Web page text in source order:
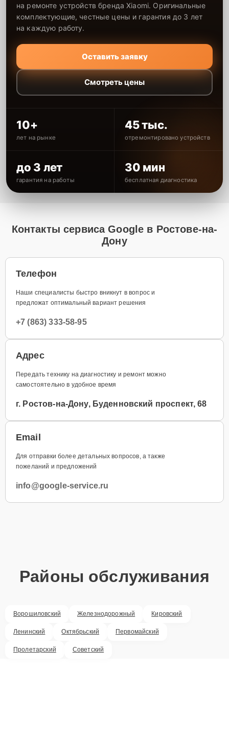
на ремонте устройств бренда Xiaomi. Оригинальные
комплектующие, честные цены и гарантия до 3 лет
на каждую работу.
Оставить заявку
Смотреть цены
10+
лет на рынке
45 тыс.
отремонтировано устройств
до 3 лет
гарантия на работы
30 мин
бесплатная диагностика
Контакты сервиса Google в Ростове-на-
Дону
Телефон
Наши специалисты быстро вникнут в вопрос и
предложат оптимальный вариант решения
+7 (863) 333-58-95
Адрес
Передать технику на диагностику и ремонт можно
самостоятельно в удобное время
г. Ростов-на-Дону, Буденновский проспект, 68
Email
Для отправки более детальных вопросов, а также
пожеланий и предложений
info@google-service.ru
Районы обслуживания
Ворошиловский Железнодорожный Кировский
Ленинский Октябрьский Первомайский
Пролетарский Советский